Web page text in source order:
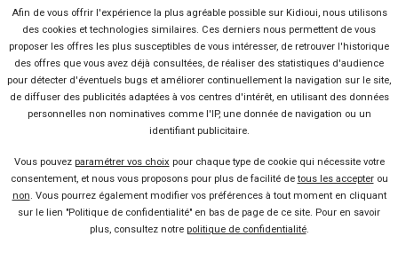
Politique de confidentialité
Liens utiles
Voiture pas chère
Mandataire auto
Concessionnaire
Afin de vous offrir l'expérience la plus agréable possible sur Kidioui, nous utilisons
des cookies et technologies similaires. Ces derniers nous permettent de vous
proposer les offres les plus susceptibles de vous intéresser, de retrouver l'historique
des offres que vous avez déjà consultées, de réaliser des statistiques d'audience
pour détecter d'éventuels bugs et améliorer continuellement la navigation sur le site,
de diffuser des publicités adaptées à vos centres d'intérêt, en utilisant des données
personnelles non nominatives comme l'IP, une donnée de navigation ou un
identifiant publicitaire.
Vous pouvez paramétrer vos choix pour chaque type de cookie qui nécessite votre
consentement, et nous vous proposons pour plus de facilité detous les accepterou
non. Vous pourrez également modifier vos préférences à tout moment en cliquant
sur le lien "Politique de confidentialité" en bas de page de ce site. Pour en savoir
plus, consultez notre politique de confidentialité.